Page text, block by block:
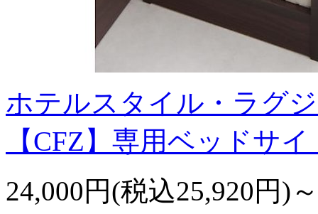
ホテルスタイル・ラグ
【CFZ】専用ベッドサ
24,000円(税込25,920円)～